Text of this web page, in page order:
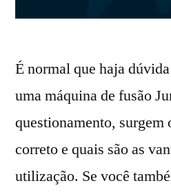
É normal que haja
uma máquina de fusão
questionamento, surgem
correto e quais são as
utilização. Se você